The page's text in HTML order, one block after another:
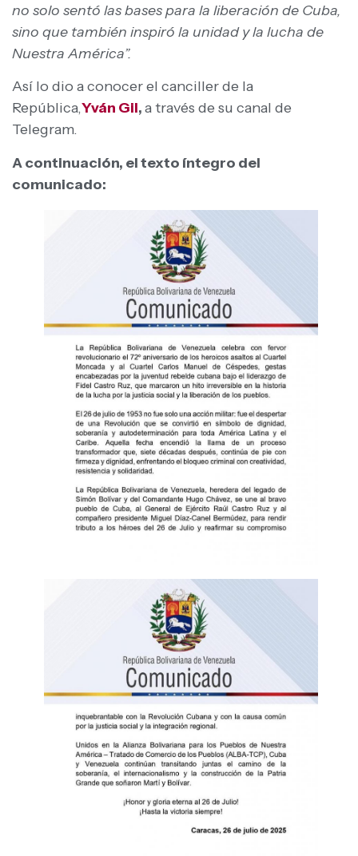
no solo sentó las bases para la liberación de Cuba,
sino que también inspiró la unidad y la lucha de
Nuestra América”.
Así lo dio a conocer el canciller de la
República,Yván Gil,a través de su canal de
Telegram.
A continuación, el texto íntegro del
comunicado: